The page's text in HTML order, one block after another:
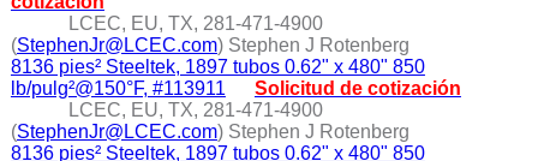
LCEC, EU, TX, 281-471-4900
(StephenJr@LCEC.com) Stephen J Rotenberg
8136 pies² Steeltek, 1897 tubos 0.62" x 480" 850
lb/pulg²@150°F, #113911
Solicitud de cotización
LCEC, EU, TX, 281-471-4900
(StephenJr@LCEC.com) Stephen J Rotenberg
8136 pies² Steeltek, 1897 tubos 0.62" x 480" 850